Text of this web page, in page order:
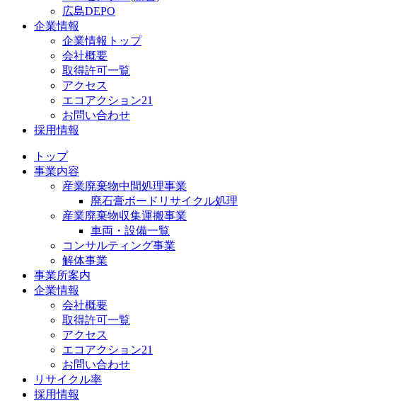
広島DEPO
企業情報
企業情報トップ
会社概要
取得許可一覧
アクセス
エコアクション21
お問い合わせ
採用情報
トップ
事業内容
産業廃棄物中間処理事業
廃石膏ボードリサイクル処理
産業廃棄物収集運搬事業
車両・設備一覧
コンサルティング事業
解体事業
事業所案内
企業情報
会社概要
取得許可一覧
アクセス
エコアクション21
お問い合わせ
リサイクル率
採用情報